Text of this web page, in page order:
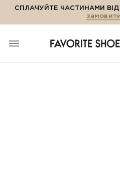
СПЛАЧУЙТЕ ЧАСТИНАМИ